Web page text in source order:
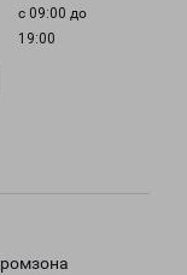
с 09:00 до
19:00